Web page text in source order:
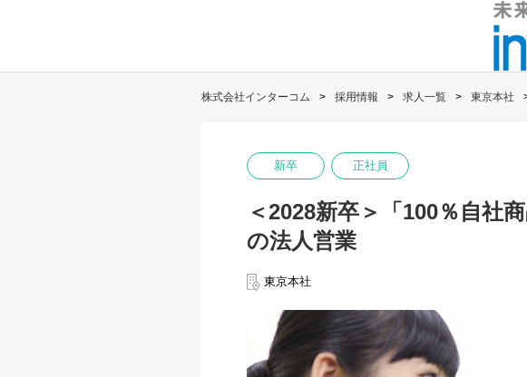
株式会社インターコム 採用情報 求人一覧 東京本社
新卒 正社員
＜2028新卒＞「100％自社
の法人営業
東京本社